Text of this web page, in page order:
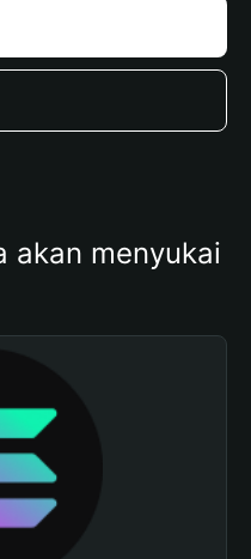
akan menyukai